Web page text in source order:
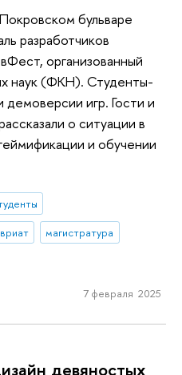
бульваре
разработчиков
организованный
наук (ФКН). Студенты-
демоверсии игр. Гости и
о ситуации в
и обучении
магистратура
7 февраля 2025
девяностых